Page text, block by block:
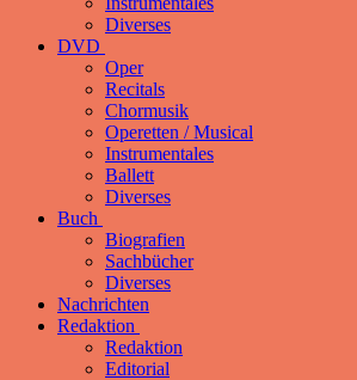
Diverses
DVD
Oper
Recitals
Chormusik
Operetten / Musical
Instrumentales
Ballett
Diverses
Buch
Biografien
Sachbücher
Diverses
Nachrichten
Redaktion
Redaktion
Editorial